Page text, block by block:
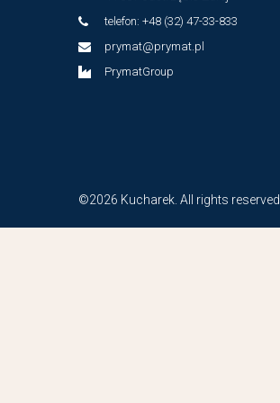
telefon: +48 (32) 47-33-833
prymat@prymat.pl
PrymatGroup
©2026 Kucharek. All rights reserved.